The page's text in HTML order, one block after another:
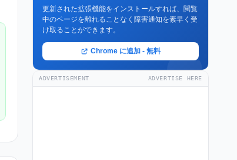
更新された拡張機能をインストールすれば、閲覧
中のページを離れることなく障害通知を素早く受
け取ることができます。
Chrome に追加 - 無料
ADVERTISEMENT ADVERTISE HERE